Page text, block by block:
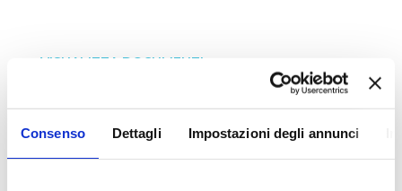
Consenso Dettagli Impostazioni degli annunci
VISUALIZZA DOCUMENTI